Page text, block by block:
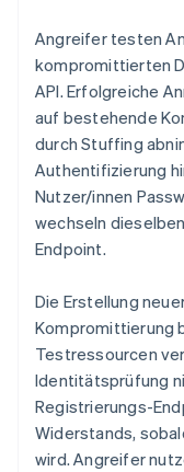
Angreifer testen
kompromittierten
API. Erfolgreiche
auf bestehende
durch Stuffing
Authentifizierung
Nutzer/innen
wechseln
Endpoint.
Die Erstellung
Kompromittierung
Testressourcen
Identitätsprüfung
Registrierungs-
Widerstands,
wird. Angreifer